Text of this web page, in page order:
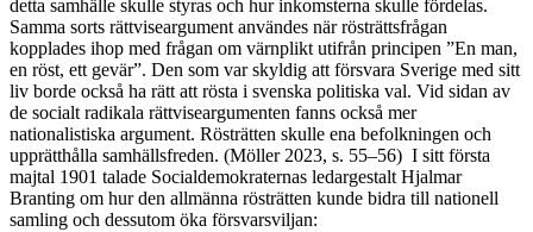
detta samhälle skulle styras och hur inkomsterna skulle fördelas.
Samma sorts rättviseargument användes när rösträttsfrågan
kopplades ihop med frågan om värnplikt utifrån principen ”En man,
en röst, ett gevär”. Den som var skyldig att försvara Sverige med sitt
liv borde också ha rätt att rösta i svenska politiska val. Vid sidan av
de socialt radikala rättviseargumenten fanns också mer
nationalistiska argument. Rösträtten skulle ena befolkningen och
upprätthålla samhällsfreden. (Möller 2023, s. 55–56) I sitt första
majtal 1901 talade Socialdemokraternas ledargestalt Hjalmar
Branting om hur den allmänna rösträtten kunde bidra till nationell
samling och dessutom öka försvarsviljan: